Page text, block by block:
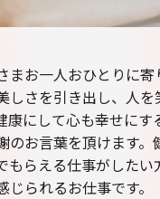
まお一人おひとりに寄
しさを引き出し、人
康にして心も幸せにす
のお言葉を頂けます。
もらえる仕事がしたい
られるお仕事です。